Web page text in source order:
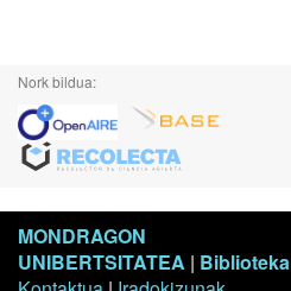
Nork bildua:
MONDRAGON
UNIBERTSITATEA | Biblioteka